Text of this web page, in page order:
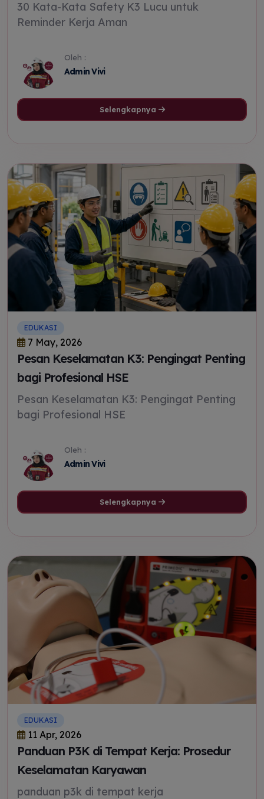
30 Kata-Kata Safety K3 Lucu untuk
Reminder Kerja Aman
Oleh :
Admin Vivi
Selengkapnya
EDUKASI
7 May, 2026
Pesan Keselamatan K3: Pengingat Penting
bagi Profesional HSE
Pesan Keselamatan K3: Pengingat Penting
bagi Profesional HSE
Oleh :
Admin Vivi
Selengkapnya
EDUKASI
11 Apr, 2026
Panduan P3K di Tempat Kerja: Prosedur
Keselamatan Karyawan
panduan p3k di tempat kerja